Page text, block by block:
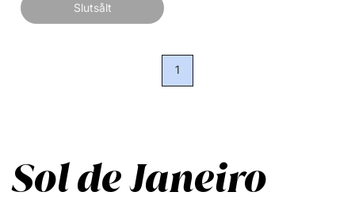
Slutsålt
1
Sol de Janeiro